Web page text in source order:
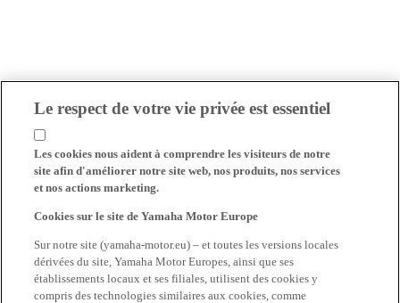
Le respect de votre vie privée est essentiel
Les cookies nous aident à comprendre les visiteurs de notre
site afin d'améliorer notre site web, nos produits, nos services
et nos actions marketing.
Cookies sur le site de Yamaha Motor Europe
Sur notre site (yamaha-motor.eu) – et toutes les versions locales
dérivées du site, Yamaha Motor Europes, ainsi que ses
établissements locaux et ses filiales, utilisent des cookies y
compris des technologies similaires aux cookies, comme